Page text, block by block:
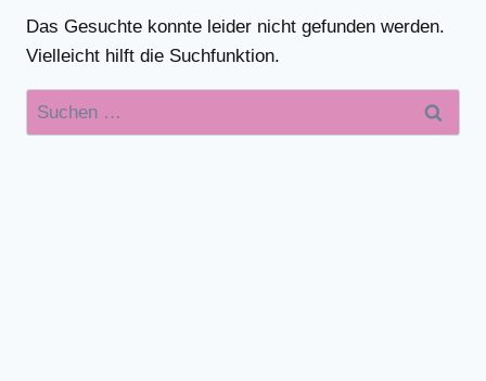
Das Gesuchte konnte leider nicht gefunden werden.
Vielleicht hilft die Suchfunktion.
Suchen
nach: